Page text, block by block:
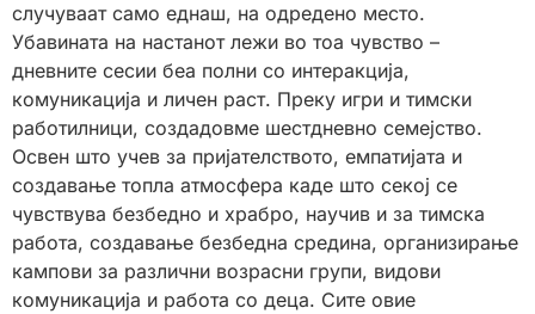
случуваат само еднаш, на одредено место.
Убавината на настанот лежи во тоа чувство –
дневните сесии беа полни со интеракција,
комуникација и личен раст. Преку игри и тимски
работилници, создадовме шестдневно семејство.
Освен што учев за пријателството, емпатијата и
создавање топла атмосфера каде што секој се
чувствува безбедно и храбро, научив и за тимска
работа, создавање безбедна средина, организирање
кампови за различни возрасни групи, видови
комуникација и работа со деца. Сите овие